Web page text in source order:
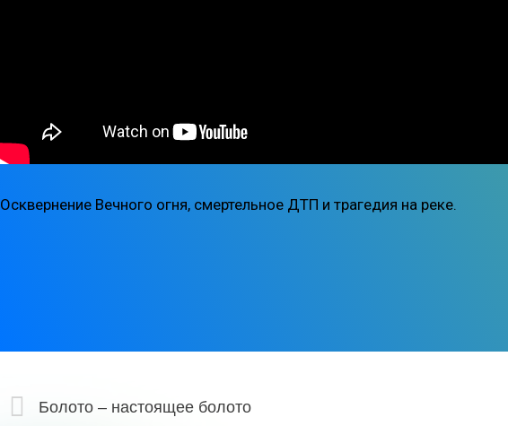
Осквернение Вечного огня, смертельное ДТП и трагедия на реке.
Болото – настоящее болото